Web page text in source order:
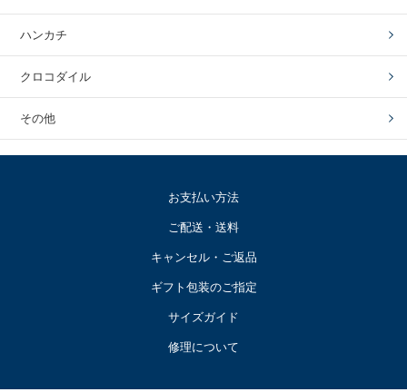
ハンカチ
クロコダイル
その他
お支払い方法
ご配送・送料
キャンセル・ご返品
ギフト包装のご指定
サイズガイド
修理について